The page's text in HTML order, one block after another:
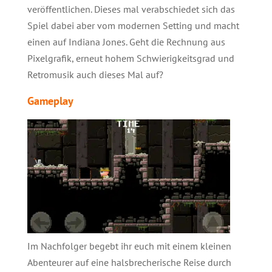
veröffentlichen. Dieses mal verabschiedet sich das
Spiel dabei aber vom modernen Setting und macht
einen auf Indiana Jones. Geht die Rechnung aus
Pixelgrafik, erneut hohem Schwierigkeitsgrad und
Retromusik auch dieses Mal auf?
Gameplay
Im Nachfolger begebt ihr euch mit einem kleinen
Abenteurer auf eine halsbrecherische Reise durch